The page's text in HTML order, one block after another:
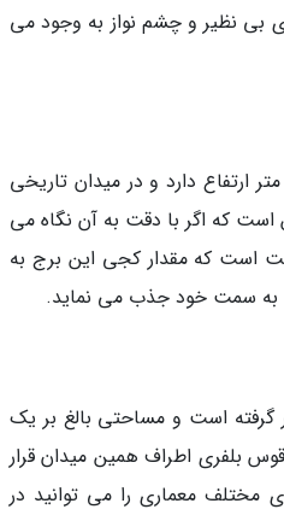
بی نظیر و چشم نواز به وجود می
دیگر از جاذبه های گردشگری بروژ برجی تاریخی به نام بلفری است. برج بلفری 83 متر ارتفاع دارد و در میدان تاریخی
که اگر با دقت به آن نگاه می
است که مقدار کجی این برج به
به سمت خود جذب می نماید.
است و مساحتی بالغ بر یک
بلفری اطراف همین میدان قرار
مختلف معماری را می توانید در